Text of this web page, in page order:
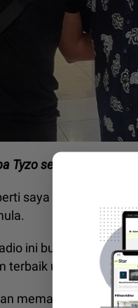
Tyzo selepas
saya dan
ini bukan suatu
untuk
memandang serius